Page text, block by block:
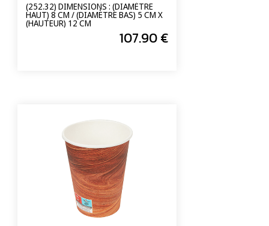
(252.32) DIMENSIONS : (DIAMÈTRE
HAUT) 8 CM / (DIAMÈTRE BAS) 5 CM X
(HAUTEUR) 12 CM
107.90€